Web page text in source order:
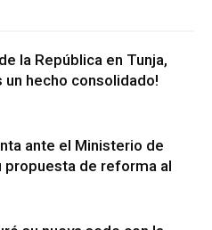
la República en Tunja,
un hecho consolidado!
ante el Ministerio de
propuesta de reforma al